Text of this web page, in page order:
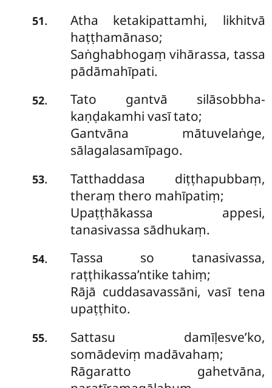
51. Atha ketakipattamhi, likhitvā
haṭṭhamānaso;
Saṅghabhogaṃ vihārassa, tassa
pādāmahīpati.
52.
Tato gantvā silāsobbha-
kaṇḍakamhi vasī tato;
Gantvāna mātuvelaṅge,
sālagalasamīpago.
53.
Tatthaddasa diṭṭhapubbaṃ,
theraṃ thero mahīpatiṃ;
Upaṭṭhākassa appesi,
tanasivassa sādhukaṃ.
54.
Tassa so tanasivassa,
raṭṭhikassa’ntike tahiṃ;
Rājā cuddasavassāni, vasī tena
upaṭṭhito.
55.
Sattasu damīḷesve’ko,
somādeviṃ madāvahaṃ;
Rāgaratto gahetvāna,